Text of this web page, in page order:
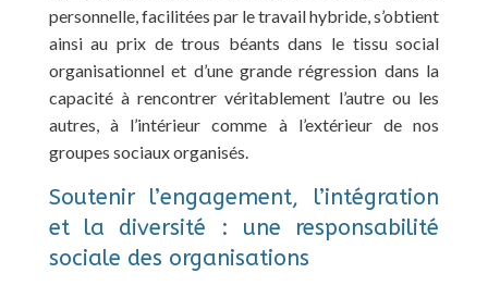
personnelle, facilitées par le travail hybride, s’obtient
ainsi au prix de trous béants dans le tissu social
organisationnel et d’une grande régression dans la
capacité à rencontrer véritablement l’autre ou les
autres, à l’intérieur comme à l’extérieur de nos
groupes sociaux organisés.
Soutenir l’engagement, l’intégration
et la diversité : une responsabilité
sociale des organisations